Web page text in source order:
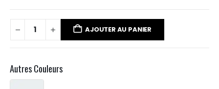
AJOUTER AU PANIER
Autres Couleurs